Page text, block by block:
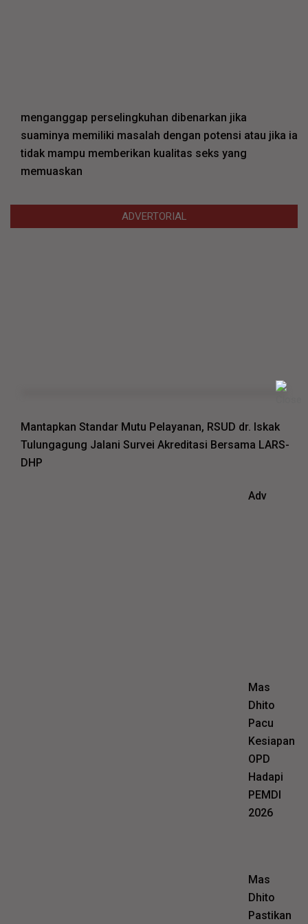
menganggap perselingkuhan dibenarkan jika
suaminya memiliki masalah dengan potensi atau jika ia
tidak mampu memberikan kualitas seks yang
memuaskan
ADVERTORIAL
Mantapkan Standar Mutu Pelayanan, RSUD dr. Iskak
Tulungagung Jalani Survei Akreditasi Bersama LARS-
DHP
Adv
Mas
Dhito
Pacu
Kesiapan
OPD
Hadapi
PEMDI
2026
Mas
Dhito
Pastikan